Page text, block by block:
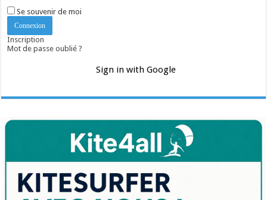
Se souvenir de moi
Inscription
Mot de passe oublié ?
Sign in with Google